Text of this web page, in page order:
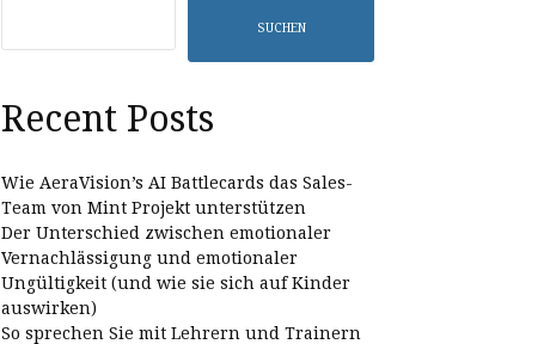
SUCHEN
Recent Posts
Wie AeraVision’s AI Battlecards das Sales-
Team von Mint Projekt unterstützen
Der Unterschied zwischen emotionaler
Vernachlässigung und emotionaler
Ungültigkeit (und wie sie sich auf Kinder
auswirken)
So sprechen Sie mit Lehrern und Trainern